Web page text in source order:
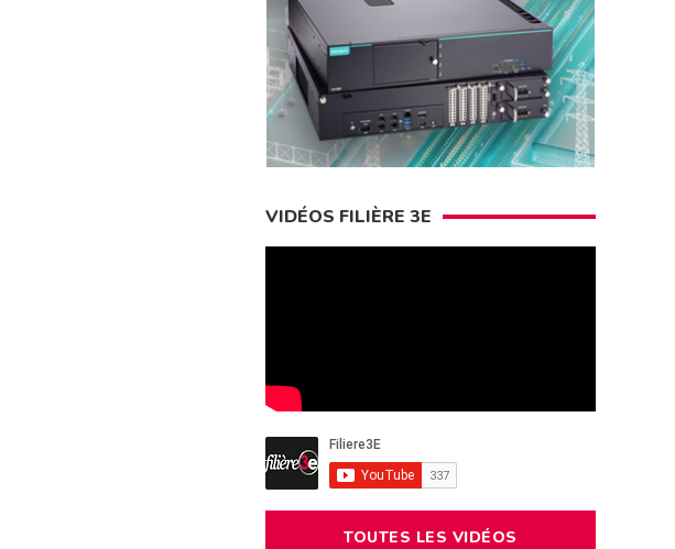
VIDÉOS FILIÈRE 3E
TOUTES LES VIDÉOS